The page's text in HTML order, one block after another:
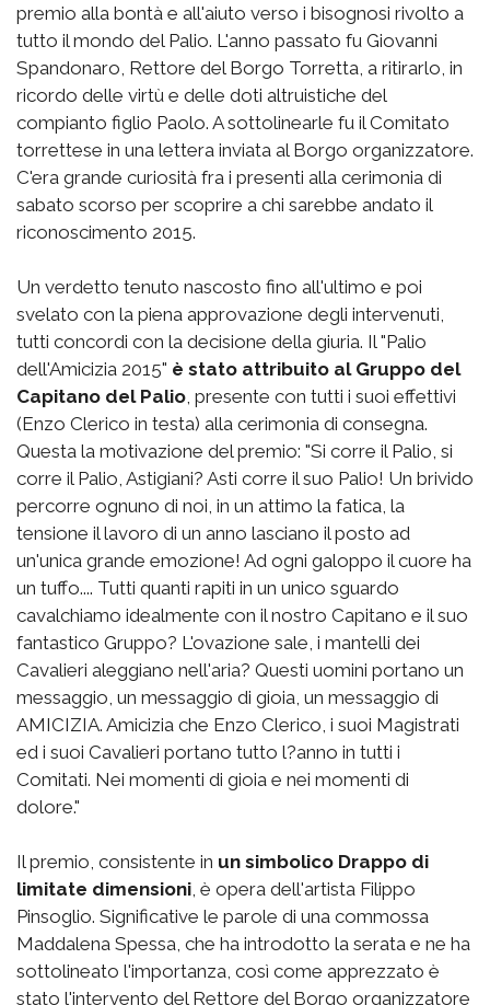
premio alla bontà e all'aiuto verso i bisognosi rivolto a
tutto il mondo del Palio. L'anno passato fu Giovanni
Spandonaro, Rettore del Borgo Torretta, a ritirarlo, in
ricordo delle virtù e delle doti altruistiche del
compianto figlio Paolo. A sottolinearle fu il Comitato
torrettese in una lettera inviata al Borgo organizzatore.
C'era grande curiosità fra i presenti alla cerimonia di
sabato scorso per scoprire a chi sarebbe andato il
riconoscimento 2015.
Un verdetto tenuto nascosto fino all'ultimo e poi
svelato con la piena approvazione degli intervenuti,
tutti concordi con la decisione della giuria. Il "Palio
dell'Amicizia 2015" è stato attribuito al Gruppo del
Capitano del Palio , presente con tutti i suoi effettivi
(Enzo Clerico in testa) alla cerimonia di consegna.
Questa la motivazione del premio: "Si corre il Palio, si
corre il Palio, Astigiani? Asti corre il suo Palio! Un brivido
percorre ognuno di noi, in un attimo la fatica, la
tensione il lavoro di un anno lasciano il posto ad
un'unica grande emozione! Ad ogni galoppo il cuore ha
un tuffo.... Tutti quanti rapiti in un unico sguardo
cavalchiamo idealmente con il nostro Capitano e il suo
fantastico Gruppo? L'ovazione sale, i mantelli dei
Cavalieri aleggiano nell'aria? Questi uomini portano un
messaggio, un messaggio di gioia, un messaggio di
AMICIZIA. Amicizia che Enzo Clerico, i suoi Magistrati
ed i suoi Cavalieri portano tutto l?anno in tutti i
Comitati. Nei momenti di gioia e nei momenti di
dolore."
Il premio, consistente in un simbolico Drappo di
limitate dimensioni , è opera dell'artista Filippo
Pinsoglio. Significative le parole di una commossa
Maddalena Spessa, che ha introdotto la serata e ne ha
sottolineato l'importanza, così come apprezzato è
stato l'intervento del Rettore del Borgo organizzatore